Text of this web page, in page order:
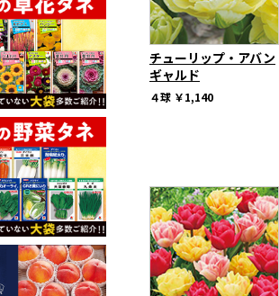
チューリップ・アバン
ギャルド
４球 ￥1,140